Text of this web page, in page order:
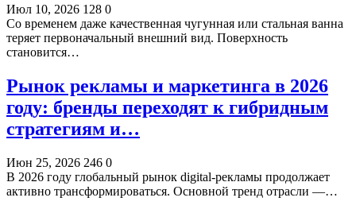
Июл 10, 2026 128 0
Со временем даже качественная чугунная или стальная ванна
теряет первоначальный внешний вид. Поверхность
становится…
Рынок рекламы и маркетинга в 2026
году: бренды переходят к гибридным
стратегиям и…
Июн 25, 2026 246 0
В 2026 году глобальный рынок digital-рекламы продолжает
активно трансформироваться. Основной тренд отрасли —…